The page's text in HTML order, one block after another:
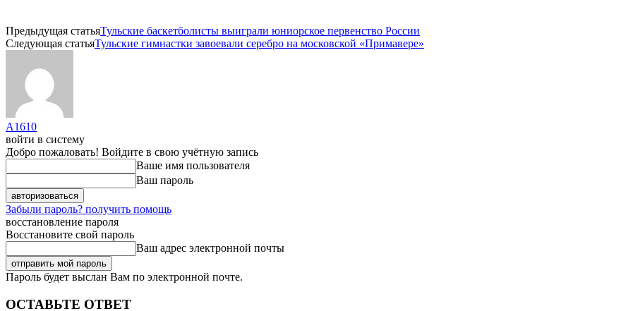
Предыдущая статьяТульские баскетболисты выиграли юниорское первенство России
Следующая статьяТульские гимнастки завоевали серебро на московской «Примавере»
A1610
войти в систему
Добро пожаловать! Войдите в свою учётную запись
Ваше имя пользователя
Ваш пароль
Забыли пароль? получить помощь
восстановление пароля
Восстановите свой пароль
Ваш адрес электронной почты
Пароль будет выслан Вам по электронной почте.
ОСТАВЬТЕ ОТВЕТ